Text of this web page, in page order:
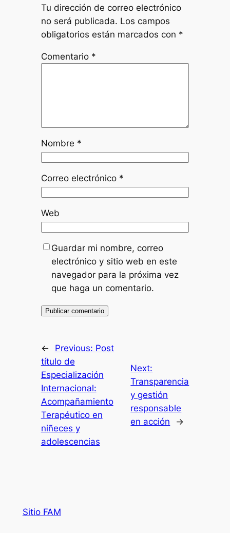
Tu dirección de correo electrónico
no será publicada. Los campos
obligatorios están marcados con *
Comentario *
Nombre *
Correo electrónico *
Web
Guardar mi nombre, correo
electrónico y sitio web en este
navegador para la próxima vez
que haga un comentario.
← Previous: Post
título de
Especialización
Internacional:
Acompañamiento
Terapéutico en
niñeces y
adolescencias
Next:
Transparencia
y gestión
responsable
en acción
→
Sitio FAM